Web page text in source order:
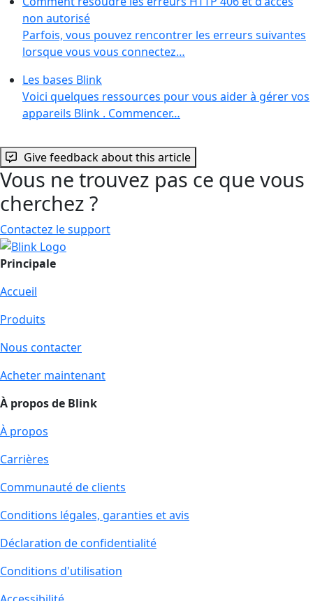
non autorisé
Parfois, vous pouvez rencontrer les erreurs suivantes
lorsque vous vous connectez…
Les bases Blink
Voici quelques ressources pour vous aider à gérer vos
appareils Blink . Commencer…
Give feedback about this article
Vous ne trouvez pas ce que vous
cherchez ?
Contactez le support
Principale
Accueil
Produits
Nous contacter
Acheter maintenant
À propos de Blink
À propos
Carrières
Communauté de clients
Conditions légales, garanties et avis
Déclaration de confidentialité
Conditions d'utilisation